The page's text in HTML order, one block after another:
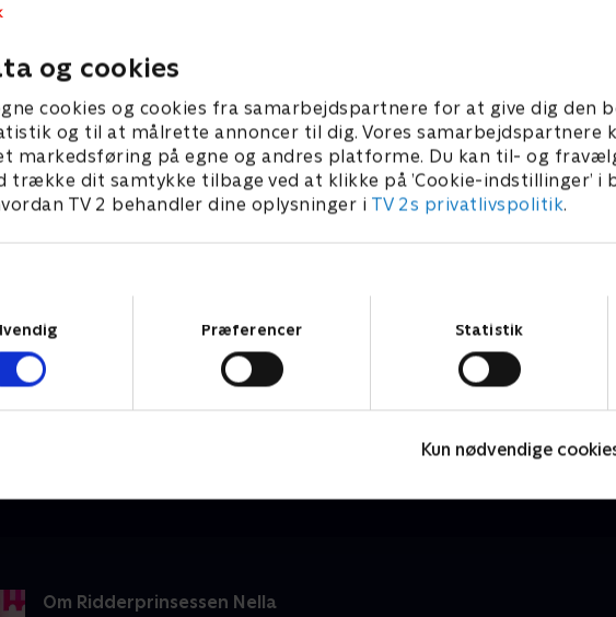
og cookies
cookies og cookies fra samarbejdspartnere for at give dig den
og til at målrette annoncer til dig. Vores samarbejdspartnere
markedsføring på egne og andres platforme. Du kan til- og
trække dit samtykke tilbage ved at klikke på ’Cookie-indstillinger’ i
TV 2 behandler dine oplysninger i TV 2s privatlivspolitik.
Præferencer Statistik
Kun nødvendige
Om Ridderprinsessen Nella